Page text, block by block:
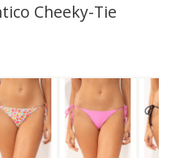
Cheeky-Tie